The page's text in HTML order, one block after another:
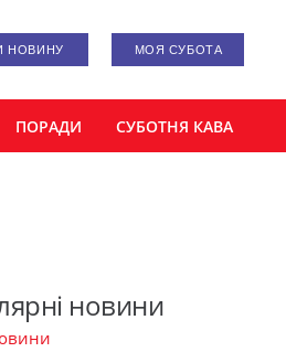
НОВИНУ МОЯ СУБОТА
ПОРАДИ СУБОТНЯ КАВА
новини